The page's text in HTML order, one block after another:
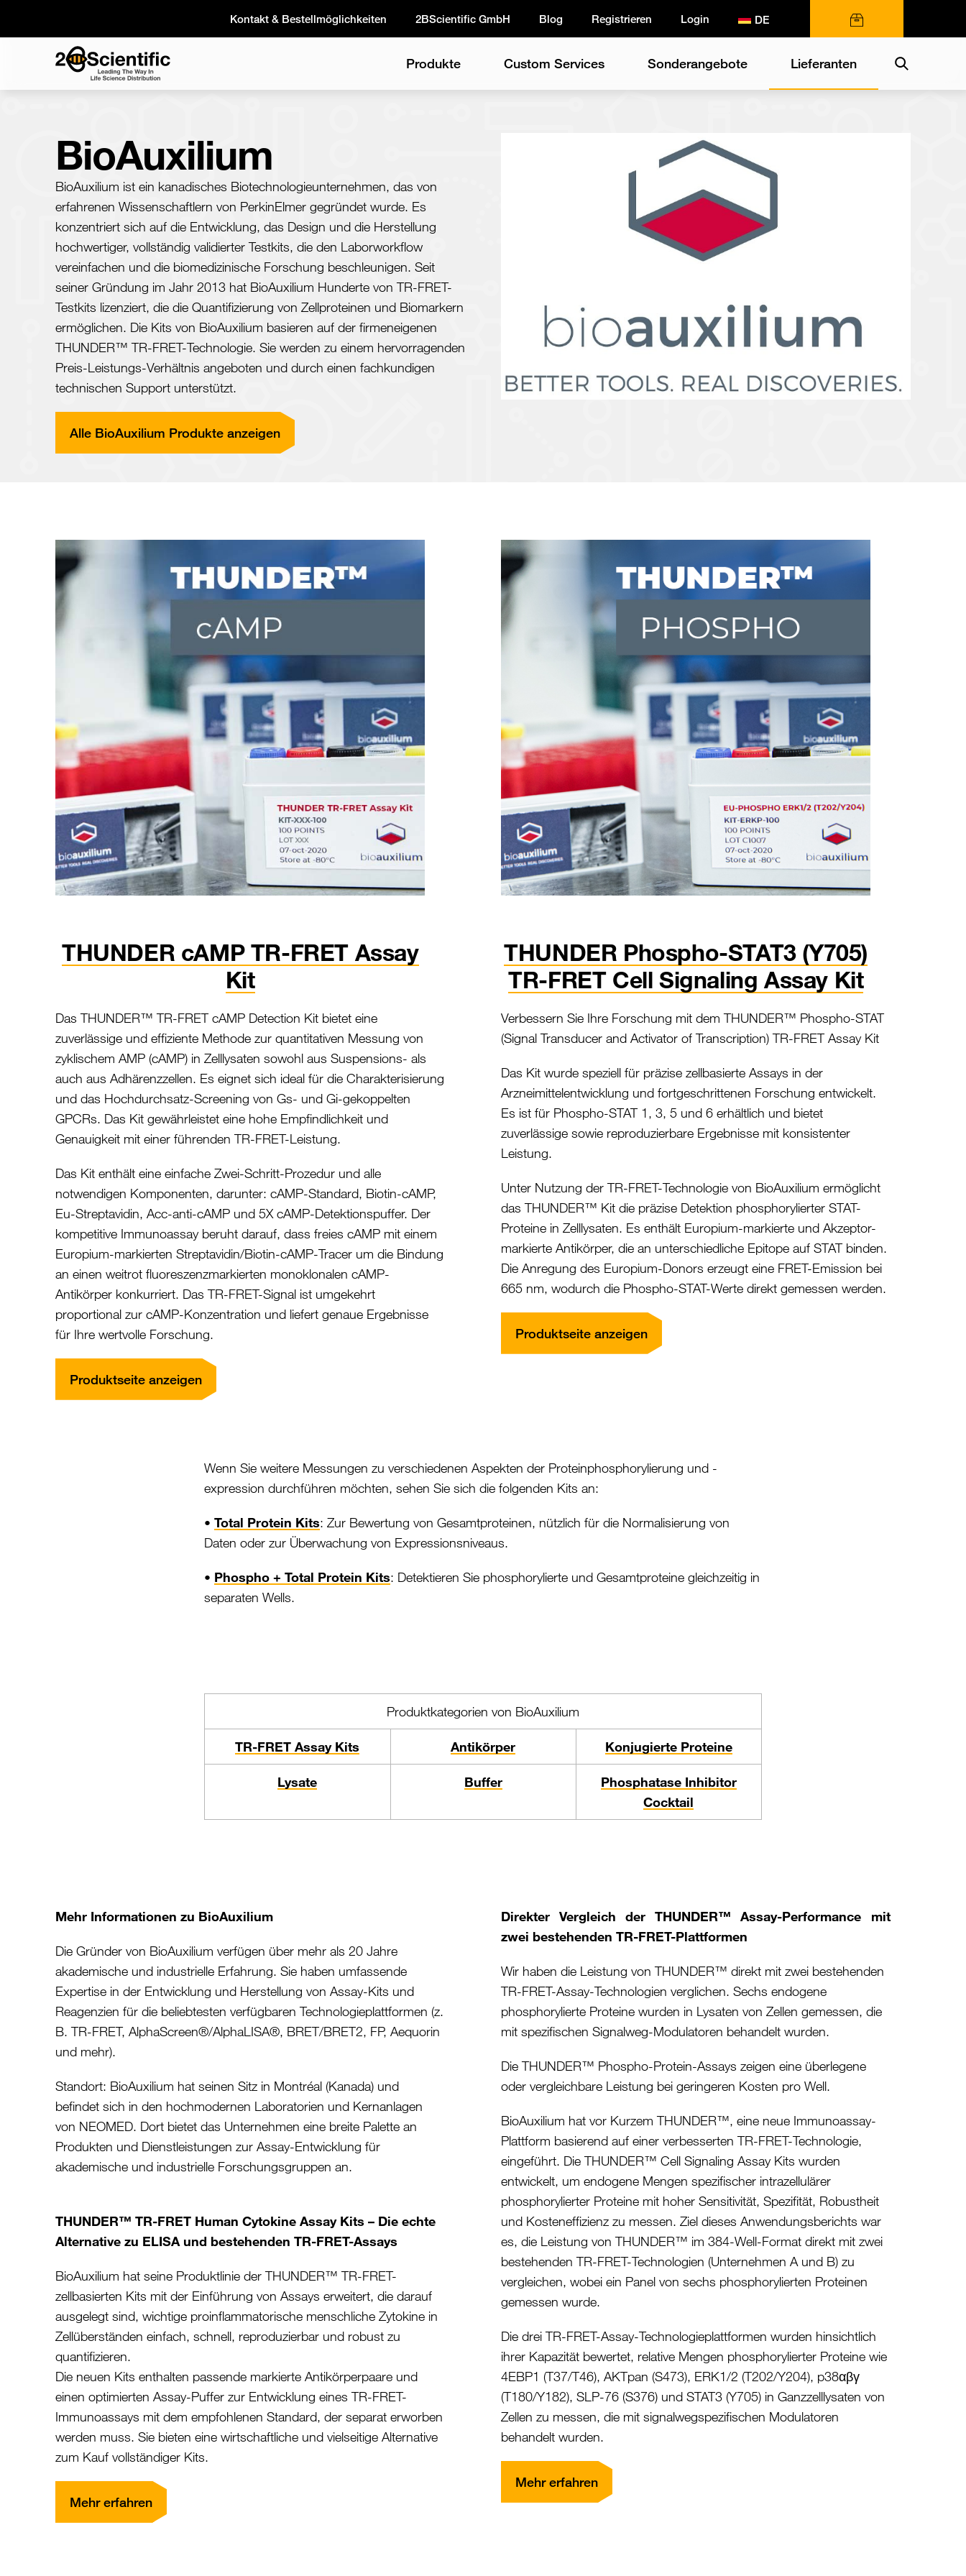
Home
Produkte Custom Services Sonderangebote Lieferanten Search
Kontakt & Bestellmöglichkeiten 2BScientific GmbH Blog Registrieren Login
BioAuxilium
BioAuxilium ist ein kanadisches Biotechnologieunternehmen, das von
erfahrenen Wissenschaftlern von PerkinElmer gegründet wurde. Es
konzentriert sich auf die Entwicklung, das Design und die Herstellung
hochwertiger, vollständig validierter Testkits, die den Laborworkflow
vereinfachen und die biomedizinische Forschung beschleunigen. Seit
seiner Gründung im Jahr 2013 hat BioAuxilium Hunderte von TR-FRET-
Testkits lizenziert, die die Quantifizierung von Zellproteinen und Biomarkern
ermöglichen. Die Kits von BioAuxilium basieren auf der firmeneigenen
THUNDER™ TR-FRET-Technologie. Sie werden zu einem hervorragenden
Preis-Leistungs-Verhältnis angeboten und durch einen fachkundigen
technischen Support unterstützt.
Alle BioAuxilium Produkte anzeigen
THUNDER cAMP TR-FRET Assay
Kit
Das THUNDER™ TR-FRET cAMP Detection Kit bietet eine
zuverlässige und effiziente Methode zur quantitativen Messung von
zyklischem AMP (cAMP) in Zelllysaten sowohl aus Suspensions- als
auch aus Adhärenzzellen. Es eignet sich ideal für die Charakterisierung
und das Hochdurchsatz-Screening von Gs- und Gi-gekoppelten
GPCRs. Das Kit gewährleistet eine hohe Empfindlichkeit und
Genauigkeit mit einer führenden TR-FRET-Leistung.
Das Kit enthält eine einfache Zwei-Schritt-Prozedur und alle
notwendigen Komponenten, darunter: cAMP-Standard, Biotin-cAMP,
Eu-Streptavidin, Acc-anti-cAMP und 5X cAMP-Detektionspuffer. Der
kompetitive Immunoassay beruht darauf, dass freies cAMP mit einem
Europium-markierten Streptavidin/Biotin-cAMP-Tracer um die Bindung
an einen weitrot fluoreszenzmarkierten monoklonalen cAMP-
Antikörper konkurriert. Das TR-FRET-Signal ist umgekehrt
proportional zur cAMP-Konzentration und liefert genaue Ergebnisse
für Ihre wertvolle Forschung.
Produktseite anzeigen
THUNDER Phospho-STAT3 (Y705)
TR-FRET Cell Signaling Assay Kit
Verbessern Sie Ihre Forschung mit dem THUNDER™ Phospho-STAT
(Signal Transducer and Activator of Transcription) TR-FRET Assay Kit
Das Kit wurde speziell für präzise zellbasierte Assays in der
Arzneimittelentwicklung und fortgeschrittenen Forschung entwickelt.
Es ist für Phospho-STAT 1, 3, 5 und 6 erhältlich und bietet
zuverlässige sowie reproduzierbare Ergebnisse mit konsistenter
Leistung.
Unter Nutzung der TR-FRET-Technologie von BioAuxilium ermöglicht
das THUNDER™ Kit die präzise Detektion phosphorylierter STAT-
Proteine in Zelllysaten. Es enthält Europium-markierte und Akzeptor-
markierte Antikörper, die an unterschiedliche Epitope auf STAT binden.
Die Anregung des Europium-Donors erzeugt eine FRET-Emission bei
665 nm, wodurch die Phospho-STAT-Werte direkt gemessen werden.
Produktseite anzeigen
Wenn Sie weitere Messungen zu verschiedenen Aspekten der Proteinphosphorylierung und -
expression durchführen möchten, sehen Sie sich die folgenden Kits an:
• Total Protein Kits: Zur Bewertung von Gesamtproteinen, nützlich für die Normalisierung von
Daten oder zur Überwachung von Expressionsniveaus.
• Phospho + Total Protein Kits: Detektieren Sie phosphorylierte und Gesamtproteine gleichzeitig in
separaten Wells.
Produktkategorien von BioAuxilium
TR-FRET Assay Kits Antikörper Konjugierte Proteine
Lysate Buffer
Phosphatase Inhibitor
Cocktail
Mehr Informationen zu BioAuxilium
Die Gründer von BioAuxilium verfügen über mehr als 20 Jahre
akademische und industrielle Erfahrung. Sie haben umfassende
Expertise in der Entwicklung und Herstellung von Assay-Kits und
Reagenzien für die beliebtesten verfügbaren Technologieplattformen (z.
B. TR-FRET, AlphaScreen®/AlphaLISA®, BRET/BRET2, FP, Aequorin
und mehr).
Standort: BioAuxilium hat seinen Sitz in Montréal (Kanada) und
befindet sich in den hochmodernen Laboratorien und Kernanlagen
von NEOMED. Dort bietet das Unternehmen eine breite Palette an
Produkten und Dienstleistungen zur Assay-Entwicklung für
akademische und industrielle Forschungsgruppen an.
THUNDER™ TR-FRET Human Cytokine Assay Kits – Die echte
Alternative zu ELISA und bestehenden TR-FRET-Assays
BioAuxilium hat seine Produktlinie der THUNDER™ TR-FRET-
zellbasierten Kits mit der Einführung von Assays erweitert, die darauf
ausgelegt sind, wichtige proinflammatorische menschliche Zytokine in
Zellüberständen einfach, schnell, reproduzierbar und robust zu
quantifizieren.
Die neuen Kits enthalten passende markierte Antikörperpaare und
einen optimierten Assay-Puffer zur Entwicklung eines TR-FRET-
Immunoassays mit dem empfohlenen Standard, der separat erworben
werden muss. Sie bieten eine wirtschaftliche und vielseitige Alternative
zum Kauf vollständiger Kits.
Mehr erfahren
Direkter Vergleich der THUNDER™ Assay-Performance mit
zwei bestehenden TR-FRET-Plattformen
Wir haben die Leistung von THUNDER™ direkt mit zwei bestehenden
TR-FRET-Assay-Technologien verglichen. Sechs endogene
phosphorylierte Proteine wurden in Lysaten von Zellen gemessen, die
mit spezifischen Signalweg-Modulatoren behandelt wurden.
Die THUNDER™ Phospho-Protein-Assays zeigen eine überlegene
oder vergleichbare Leistung bei geringeren Kosten pro Well.
BioAuxilium hat vor Kurzem THUNDER™, eine neue Immunoassay-
Plattform basierend auf einer verbesserten TR-FRET-Technologie,
eingeführt. Die THUNDER™ Cell Signaling Assay Kits wurden
entwickelt, um endogene Mengen spezifischer intrazellulärer
phosphorylierter Proteine mit hoher Sensitivität, Spezifität, Robustheit
und Kosteneffizienz zu messen. Ziel dieses Anwendungsberichts war
es, die Leistung von THUNDER™ im 384-Well-Format direkt mit zwei
bestehenden TR-FRET-Technologien (Unternehmen A und B) zu
vergleichen, wobei ein Panel von sechs phosphorylierten Proteinen
gemessen wurde.
Die drei TR-FRET-Assay-Technologieplattformen wurden hinsichtlich
ihrer Kapazität bewertet, relative Mengen phosphorylierter Proteine wie
4EBP1 (T37/T46), AKTpan (S473), ERK1/2 (T202/Y204), p38αβγ
(T180/Y182), SLP-76 (S376) und STAT3 (Y705) in Ganzzelllysaten von
Zellen zu messen, die mit signalwegspezifischen Modulatoren
behandelt wurden.
Mehr erfahren